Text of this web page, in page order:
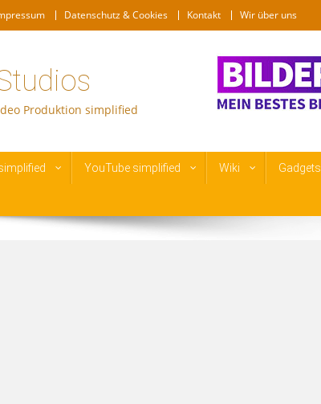
Datenschutz & Cookies Kontakt Wir über uns
Produktion simplified
YouTube simplified Wiki Gadgets